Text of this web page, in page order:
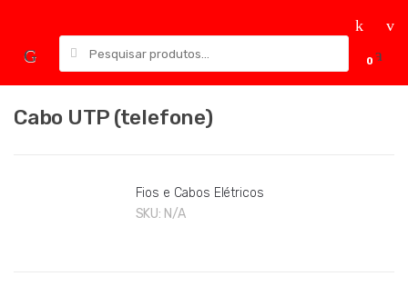
navigation
content
0
Cabo UTP (telefone)
Fios e Cabos Elétricos
SKU: N/A